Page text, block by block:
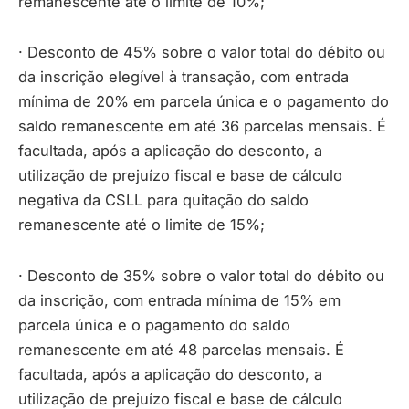
· Desconto de 45% sobre o valor total do débito ou
da inscrição elegível à transação, com entrada
mínima de 20% em parcela única e o pagamento do
saldo remanescente em até 36 parcelas mensais. É
facultada, após a aplicação do desconto, a
utilização de prejuízo fiscal e base de cálculo
negativa da CSLL para quitação do saldo
remanescente até o limite de 15%;
· Desconto de 35% sobre o valor total do débito ou
da inscrição, com entrada mínima de 15% em
parcela única e o pagamento do saldo
remanescente em até 48 parcelas mensais. É
facultada, após a aplicação do desconto, a
utilização de prejuízo fiscal e base de cálculo